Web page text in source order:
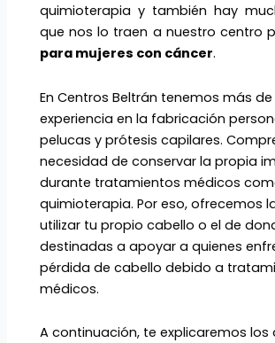
quimioterapia y también hay
que nos lo traen a nuestro centro
para mujeres con cáncer.
En Centros Beltrán tenemos más
experiencia en la fabricación
pelucas y prótesis capilares.
necesidad de conservar la propia
durante tratamientos médicos
quimioterapia. Por eso, ofrecemos
utilizar tu propio cabello o el de
destinadas a apoyar a quienes
pérdida de cabello debido a
médicos.
A continuación, te explicaremos los